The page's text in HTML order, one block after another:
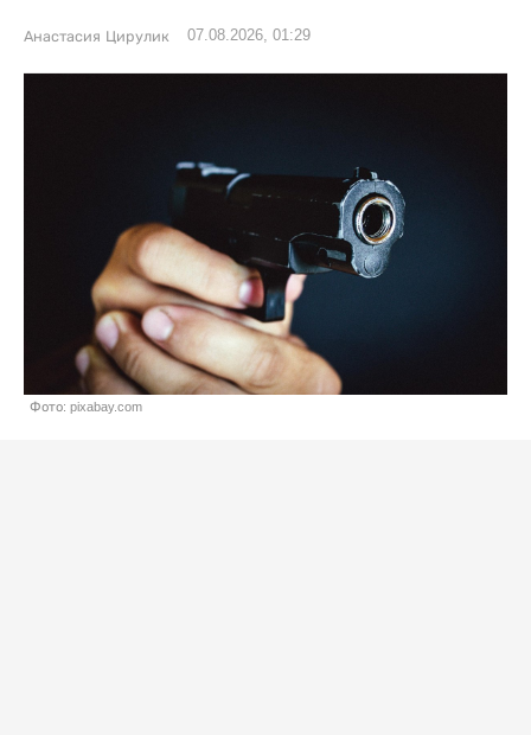
Анастасия Цирулик 07.08.2026, 01:29
Фото: pixabay.com